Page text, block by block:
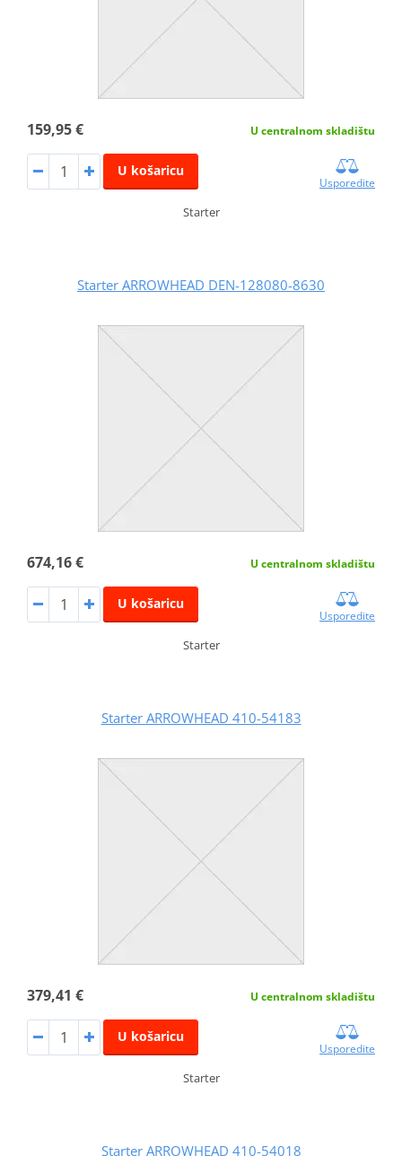
159,95 € U centralnom skladištu
U košaricu
Usporedite
Starter
Starter ARROWHEAD DEN-128080-8630
674,16 € U centralnom skladištu
U košaricu
Usporedite
Starter
Starter ARROWHEAD 410-54183
379,41 € U centralnom skladištu
U košaricu
Usporedite
Starter
Starter ARROWHEAD 410-54018